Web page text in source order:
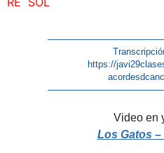
https://
Video en
Los Gatos –